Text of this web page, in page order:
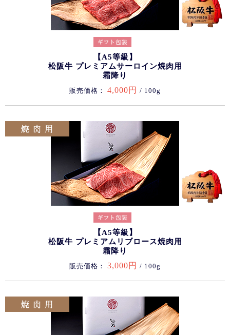
【A5等級】
松阪牛 プレミアムサーロイン焼肉用
霜降り
販売価格： 4,000円 / 100g
【A5等級】
松阪牛 プレミアムリブロース焼肉用
霜降り
販売価格： 3,000円 / 100g